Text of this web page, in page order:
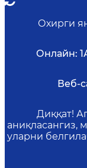
Охирги
Онлайн: 1
Веб-
Диққат!
аниқласангиз,
уларни